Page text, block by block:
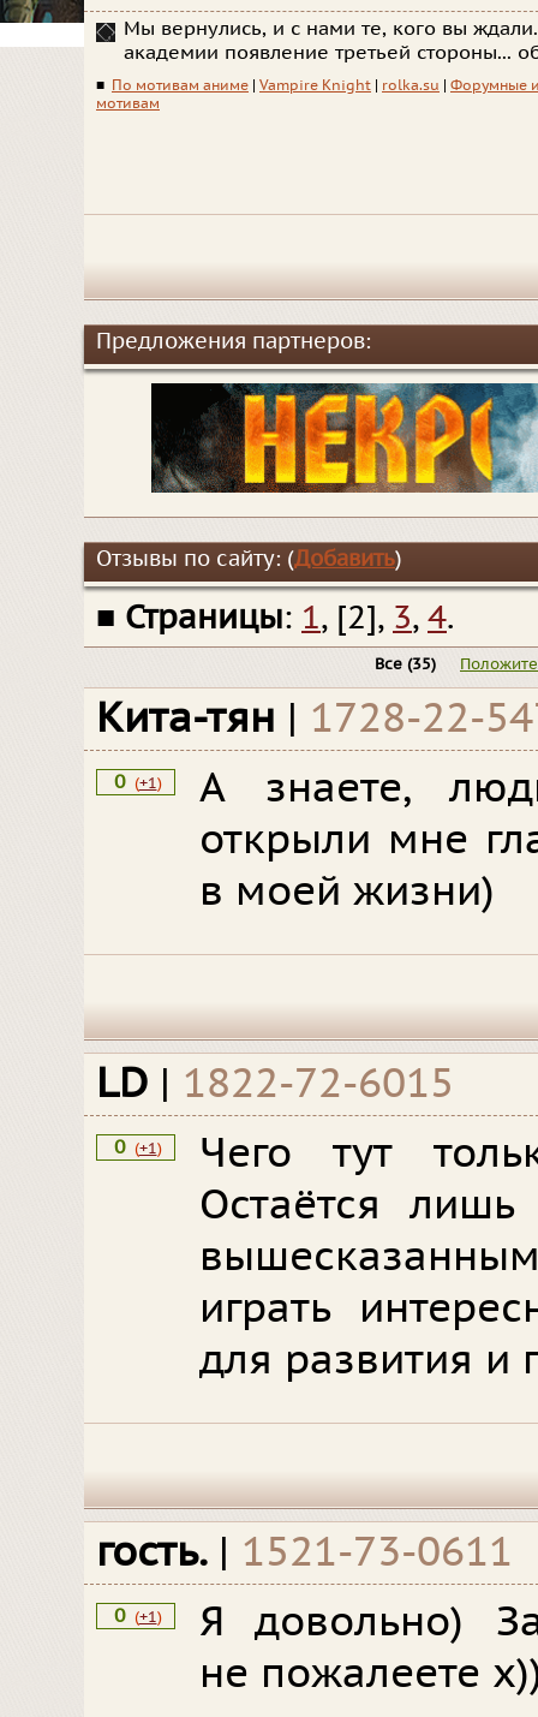
Мы вернулись, и с нами те, кого вы
академии появление третьей стороны...
■ По мотивам аниме Vampire Knight rolka.su
Форумные
мотивам
Предложения партнеров:
Отзывы по сайту: (Добавить)
■ Страницы: 1, [2], 3, 4.
Все (35)
Кита-тян | 1728-22-
0 (+1)
А знаете,
открыли мне
в моей жизни)
LD | 1822-72-6015
0 (+1)
Чего тут
Остаётся лишь
играть
для развития и
гость. | 1521-73-0611
0 (+1)
Я довольно)
не пожалеете